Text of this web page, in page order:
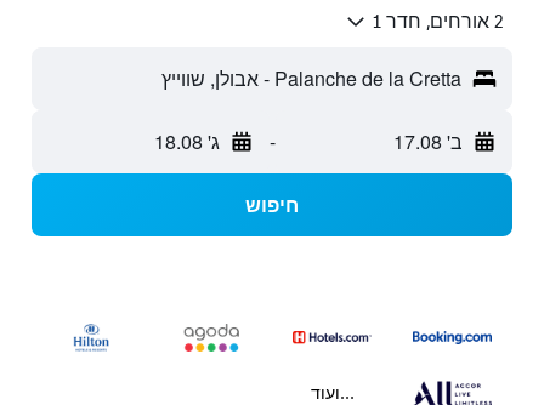
2 אורחים, חדר 1
Palanche de la Cretta - אבולן, שווייץ
ב' 17.08 - ג' 18.08
חיפוש
...ועוד